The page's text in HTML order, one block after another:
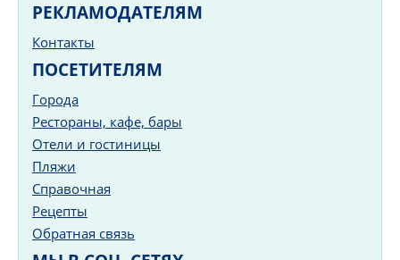
РЕКЛАМОДАТЕЛЯМ
Контакты
ПОСЕТИТЕЛЯМ
Города
Рестораны, кафе, бары
Отели и гостиницы
Пляжи
Справочная
Рецепты
Обратная связь